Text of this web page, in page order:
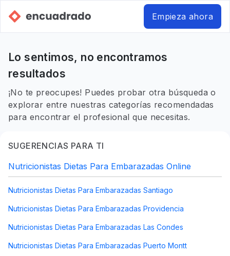
Empieza ahora
Lo sentimos, no encontramos
resultados
¡No te preocupes! Puedes probar otra búsqueda o
explorar entre nuestras categorías recomendadas
para encontrar el profesional que necesitas.
SUGERENCIAS PARA TI
Nutricionistas Dietas Para Embarazadas Online
Nutricionistas Dietas Para Embarazadas Santiago
Nutricionistas Dietas Para Embarazadas Providencia
Nutricionistas Dietas Para Embarazadas Las Condes
Nutricionistas Dietas Para Embarazadas Puerto Montt